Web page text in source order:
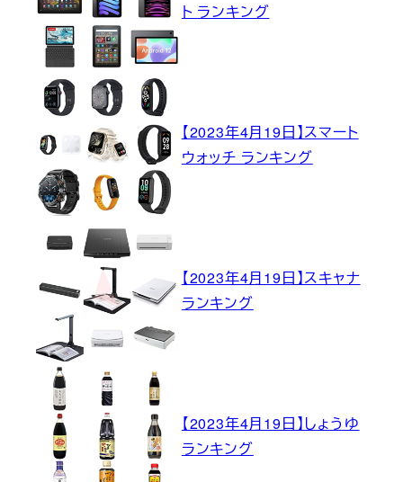
ト ランキング
【2023年4月19日】スマート
ウォッチ ランキング
【2023年4月19日】スキャナ
ランキング
【2023年4月19日】しょうゆ
ランキング